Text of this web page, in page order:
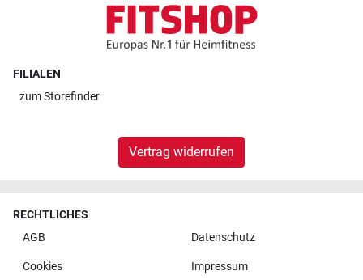
FILIALEN
zumStorefinder
Vertrag widerrufen
RECHTLICHES
AGB
Datenschutz
Cookies Impressum